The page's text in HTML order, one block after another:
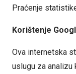
Praćenje
Korištenje
Ova internetska
uslugu za analizu